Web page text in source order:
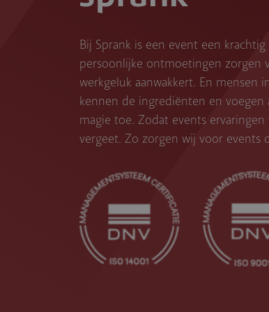
Bij Sprank is een event een
persoonlijke ontmoetingen zorgen
werkgeluk aanwakkert. En mensen
kennen de ingrediënten en voegen
magie toe. Zodat events
vergeet. Zo zorgen wij voor events